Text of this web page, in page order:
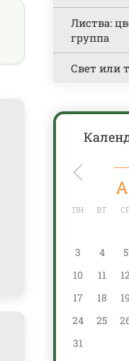
Листва:
группа
Свет или
ПН ВТ
3
4 5
10
11 12
17
18 19
24
25
31